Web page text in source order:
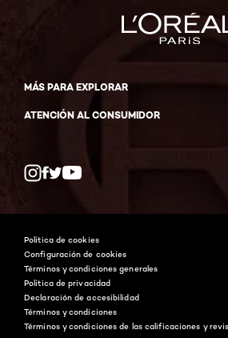
MÁS PARA EXPLORAR
ATENCIÓN AL CONSUMIDOR
Whatsapp
Política de cookies
Configuración de cookies
Términos y condiciones generales
Política de privacidad
Declaración de accesibilidad
Términos y condiciones
Términos y condiciones de las calificaciones y